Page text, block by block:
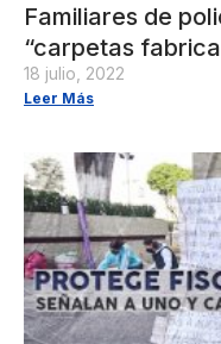
Familiares de
“carpetas
18 julio, 2022
Leer Más